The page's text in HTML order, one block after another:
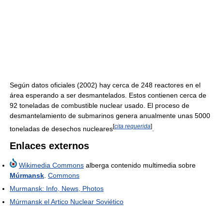
Según datos oficiales (2002) hay cerca de 248 reactores en el
área esperando a ser desmantelados. Estos contienen cerca de
92 toneladas de combustible nuclear usado. El proceso de
desmantelamiento de submarinos genera anualmente unas 5000
toneladas de desechos nucleares[cita requerida]
Enlaces externos
Wikimedia Commons alberga contenido multimedia sobre
Múrmansk. Commons
Murmansk: Info, News, Photos
Múrmansk el Artico Nuclear Soviético